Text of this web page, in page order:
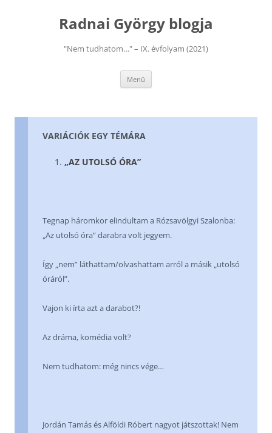
Radnai György blogja
"Nem tudhatom…" – IX. évfolyam (2021)
Menü
VARIÁCIÓK EGY TÉMÁRA
„AZ UTOLSÓ ÓRA”
Tegnap háromkor elindultam a Rózsavölgyi Szalonba:
„Az utolsó óra” darabra volt jegyem.
Így „nem” láthattam/olvashattam arról a másik „utolsó
óráról”.
Vajon ki írta azt a darabot?!
Az dráma, komédia volt?
Nem tudhatom: még nincs vége…
Jordán Tamás és Alföldi Róbert nagyot játszottak! Nem